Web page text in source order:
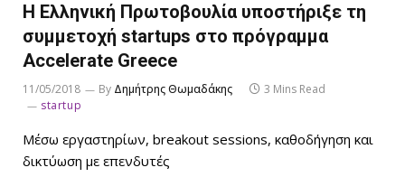
Η Ελληνική Πρωτοβουλία υποστήριξε τη
συμμετοχή startups στο πρόγραμμα
Accelerate Greece
11/05/2018 By Δημήτρης Θωμαδάκης
3 Mins Read
startup
Μέσω εργαστηρίων, breakout sessions, καθοδήγηση και
δικτύωση με επενδυτές